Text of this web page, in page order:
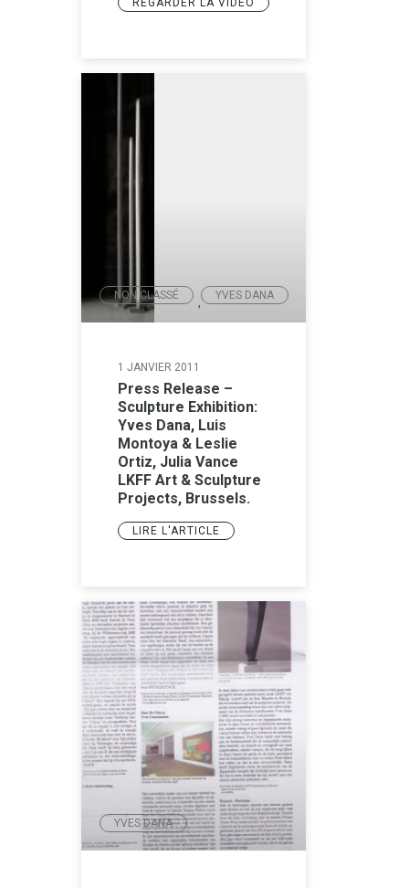
REGARDER LA VIDÉO
NON CLASSÉ , YVES DANA
1 JANVIER 2011
Press Release –
Sculpture Exhibition:
Yves Dana, Luis
Montoya & Leslie
Ortiz, Julia Vance
LKFF Art & Sculpture
Projects, Brussels.
LIRE L'ARTICLE
YVES DANA